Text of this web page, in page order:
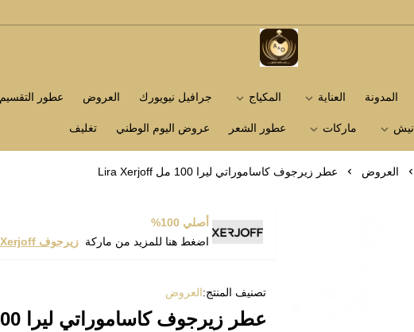
متجر عاشق العطور
المدونة العناية المكياج جرافيل نيويورك العروض عطور التقسيم
نيش ماركات عطور الشعر عروض اليوم الوطني تغليف
العروض عطر زيرجوف كاساموراتي ليرا 100 مل Lira Xerjoff
أصلي 100%
اضغط هنا للمزيد من ماركة زيرجوف Xerjoff
تصنيف المنتج:العروض
عطر زيرجوف كاساموراتي ليرا 100 مل Lira Xerjoff